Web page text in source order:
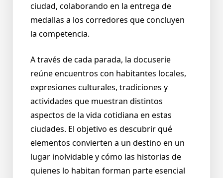
ciudad, colaborando en la entrega de
medallas a los corredores que concluyen
la competencia.
A través de cada parada, la docuserie
reúne encuentros con habitantes locales,
expresiones culturales, tradiciones y
actividades que muestran distintos
aspectos de la vida cotidiana en estas
ciudades. El objetivo es descubrir qué
elementos convierten a un destino en un
lugar inolvidable y cómo las historias de
quienes lo habitan forman parte esencial